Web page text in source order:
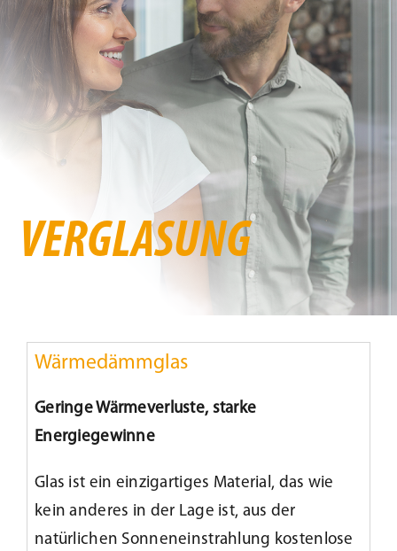
Beschattung
Fensterbänke
Kundenservice
Infobereich
VERGLASUNG
Wärmedämmglas
Geringe Wärmeverluste, starke
Energiegewinne
Glas ist ein einzigartiges Material, das wie
kein anderes in der Lage ist, aus der
natürlichen Sonneneinstrahlung kostenlose